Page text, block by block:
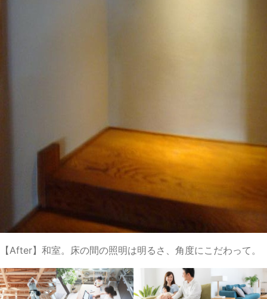
【After】和室。床の間の照明は明るさ、角度にこだわって。